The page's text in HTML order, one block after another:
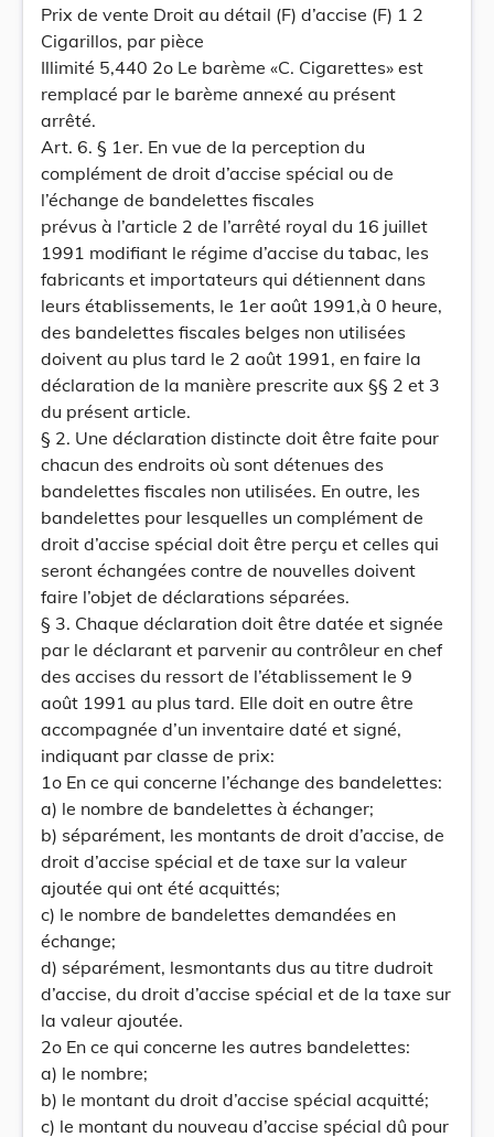
Prix de vente Droit au détail (F) d’accise (F) 1 2
Cigarillos, par pièce
Illimité 5,440 2o Le barème «C. Cigarettes» est
remplacé par le barème annexé au présent
arrêté.
Art. 6. § 1er. En vue de la perception du
complément de droit d’accise spécial ou de
l’échange de bandelettes fiscales
prévus à l’article 2 de l’arrêté royal du 16 juillet
1991 modifiant le régime d’accise du tabac, les
fabricants et importateurs qui détiennent dans
leurs établissements, le 1er août 1991,à 0 heure,
des bandelettes fiscales belges non utilisées
doivent au plus tard le 2 août 1991, en faire la
déclaration de la manière prescrite aux §§ 2 et 3
du présent article.
§ 2. Une déclaration distincte doit être faite pour
chacun des endroits où sont détenues des
bandelettes fiscales non utilisées. En outre, les
bandelettes pour lesquelles un complément de
droit d’accise spécial doit être perçu et celles qui
seront échangées contre de nouvelles doivent
faire l’objet de déclarations séparées.
§ 3. Chaque déclaration doit être datée et signée
par le déclarant et parvenir au contrôleur en chef
des accises du ressort de l’établissement le 9
août 1991 au plus tard. Elle doit en outre être
accompagnée d’un inventaire daté et signé,
indiquant par classe de prix:
1o En ce qui concerne l’échange des bandelettes:
a) le nombre de bandelettes à échanger;
b) séparément, les montants de droit d’accise, de
droit d’accise spécial et de taxe sur la valeur
ajoutée qui ont été acquittés;
c) le nombre de bandelettes demandées en
échange;
d) séparément, lesmontants dus au titre dudroit
d’accise, du droit d’accise spécial et de la taxe sur
la valeur ajoutée.
2o En ce qui concerne les autres bandelettes:
a) le nombre;
b) le montant du droit d’accise spécial acquitté;
c) le montant du nouveau d’accise spécial dû pour